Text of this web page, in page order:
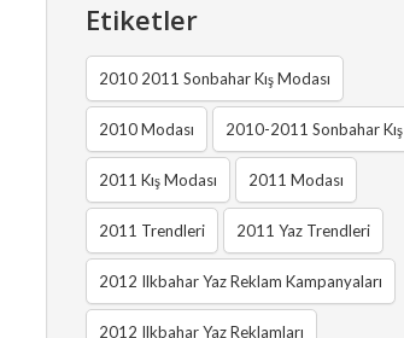
Etiketler
2010 2011 Sonbahar Kış Modası
2010 Modası 2010-2011 Sonbahar Kış
2011 Kış Modası 2011 Modası
2011 Trendleri 2011 Yaz Trendleri
2012 Ilkbahar Yaz Reklam Kampanyaları
2012 Ilkbahar Yaz Reklamları